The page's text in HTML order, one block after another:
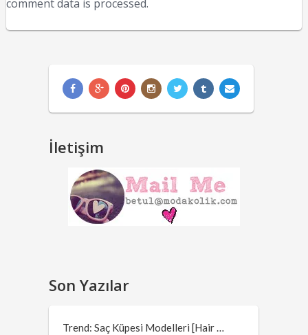
comment data is processed.
İletişim
Son Yazılar
Trend: Saç Küpesi Modelleri [Hair …